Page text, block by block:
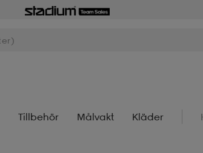
Tillbehör Målvakt Kläder